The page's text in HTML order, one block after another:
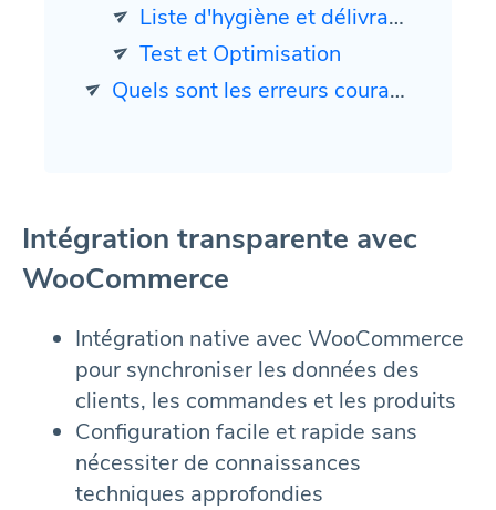
Liste d'hygiène et délivrabilité
Test et Optimisation
Quels sont les erreurs courantes à éviter dans le marketing par e-mail WooCommerce
Intégration transparente avec
WooCommerce
Intégration native avec WooCommerce
pour synchroniser les données des
clients, les commandes et les produits
Configuration facile et rapide sans
nécessiter de connaissances
techniques approfondies